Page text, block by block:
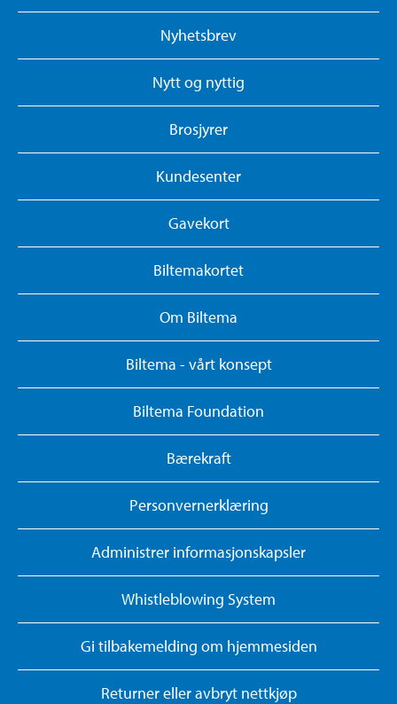
Nyhetsbrev
Nytt og nyttig
Brosjyrer
Kundesenter
Gavekort
Biltemakortet
Om Biltema
Biltema - vårt konsept
Biltema Foundation
Bærekraft
Personvernerklæring
Administrer informasjonskapsler
Whistleblowing System
Gi tilbakemelding om hjemmesiden
Returner eller avbryt nettkjøp